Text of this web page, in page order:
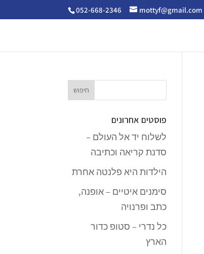
052-668-2346 mottyf@gmail.com
פוסטים אחרונים
לשלוח יד אל העולם –
סדנת קריאה וכתיבה
הילדות היא פלנטה אחרת
סימנים איטיים – אופנה,
כתב ופרנויה
כל נדרי – סטופ כדור
הארץ